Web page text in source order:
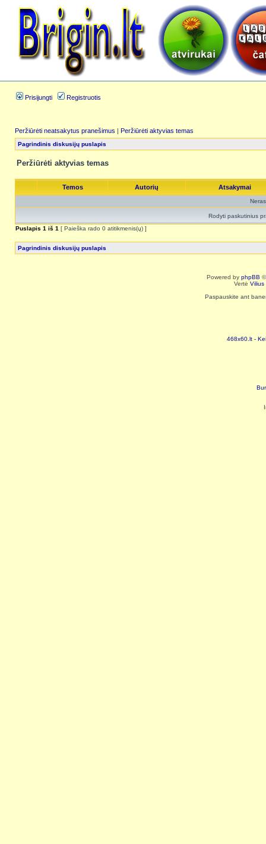
Prisijungti Registruotis
Peržiūrėti neatsakytus pranešimus | Peržiūrėti aktyvias temas
Pagrindinis diskusijų puslapis
Peržiūrėti aktyvias temas
Temos Autorių Atsakymai
Rodyti paskutinius
Puslapis 1 iš 1 [ Paieška rado 0 atitikmenis(ų) ]
Pagrindinis diskusijų puslapis
Powered by phpBB
Vertė Vilius
Paspauskite ant
468x60.lt -